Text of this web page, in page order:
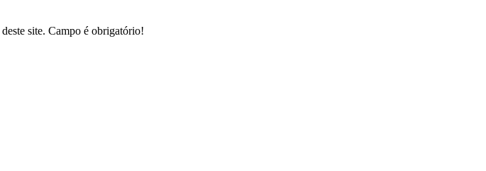
deste site. Campo é obrigatório!